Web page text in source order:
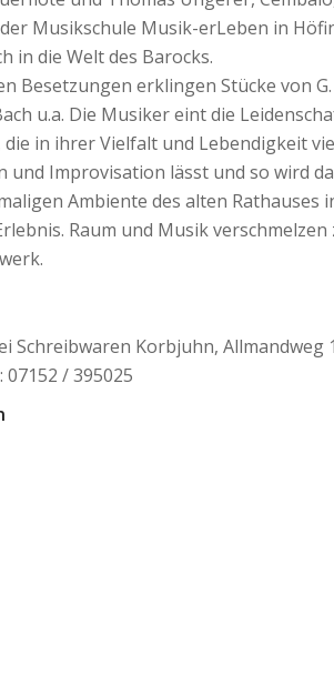
Musikschule Musik-erLeben in
in die Welt des Barocks.
Besetzungen erklingen Stücke von G.
Bach u.a. Die Musiker eint die
die in ihrer Vielfalt und Lebendigkeit
und Improvisation lässt und so wird
Ambiente des alten Rathauses
Raum und Musik verschmelzen
Schreibwaren Korbjuhn, Allmandweg
/ 395025